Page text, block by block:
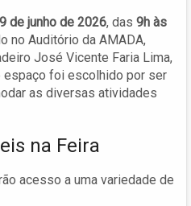
de junho de 2026, das 9h às
no Auditório da AMADA,
José Vicente Faria Lima,
espaço foi escolhido por ser
as diversas atividades
na Feira
acesso a uma variedade de